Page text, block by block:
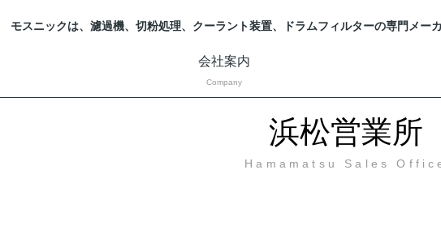
モスニックは、濾過機、切粉処理、クーラント装置、ドラムフィルターの専門メーカ
会社案内
Company
浜松営業所
Hamamatsu Sales